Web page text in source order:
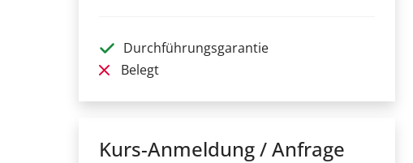
Durchführungsgarantie
Belegt
Kurs-Anmeldung / Anfrage